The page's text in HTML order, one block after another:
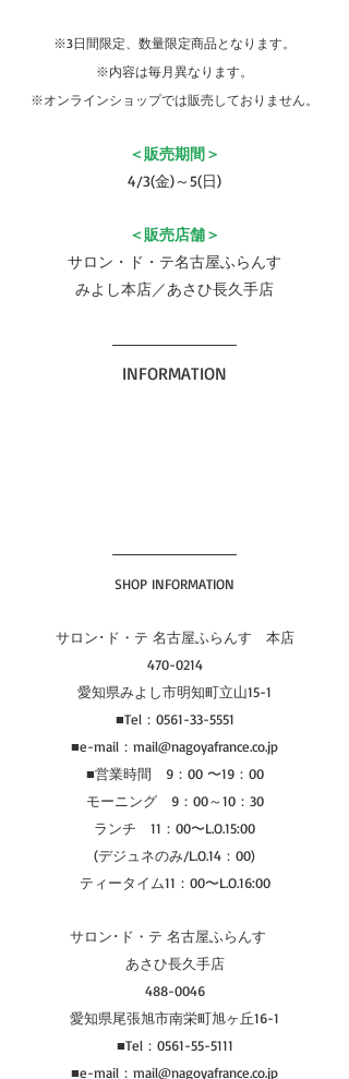
※3日間限定、数量限定商品となります。
※内容は毎月異なります。
※オンラインショップでは販売しておりません。
＜販売期間＞
4/3(金)～5(日)
＜販売店舗＞
サロン・ド・テ名古屋ふらんす
みよし本店／あさひ長久手店
INFORMATION
SHOP INFORMATION
サロン･ド・テ 名古屋ふらんす　本店
470-0214
愛知県みよし市明知町立山15-1
■Tel：0561-33-5551
■e-mail：mail@nagoyafrance.co.jp
■営業時間　9：00 〜19：00
モーニング　9：00～10：30
ランチ　11：00〜L.O.15:00
(デジュネのみ/L.O.14：00)
ティータイム11：00〜L.O.16:00
サロン･ド・テ 名古屋ふらんす
あさひ長久手店
488-0046
愛知県尾張旭市南栄町旭ヶ丘16-1
■Tel：0561-55-5111
■e-mail：mail@nagoyafrance.co.jp